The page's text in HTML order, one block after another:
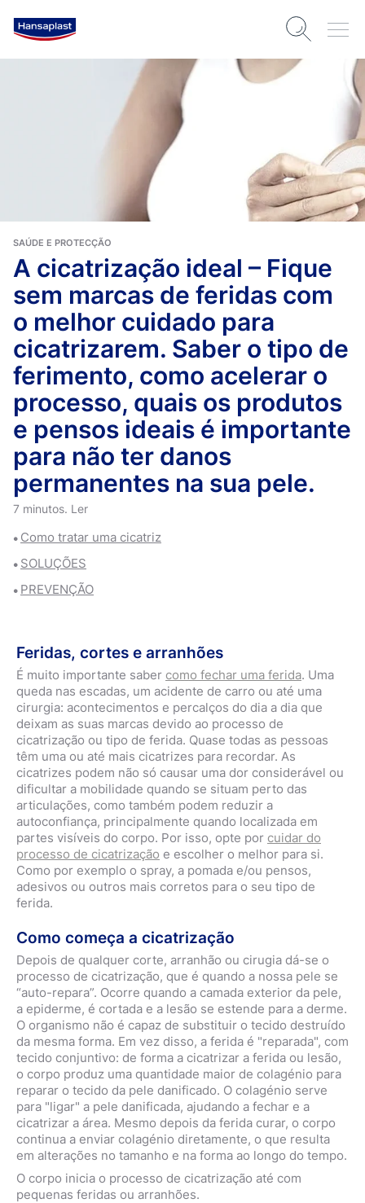
SAÚDE E PROTECÇÃO
A cicatrização ideal – Fique
sem marcas de feridas com
o melhor cuidado para
cicatrizarem. Saber o tipo de
ferimento, como acelerar o
processo, quais os produtos
e pensos ideais é importante
para não ter danos
permanentes na sua pele.
7 minutos. Ler
Como tratar uma cicatriz
SOLUÇÕES
PREVENÇÃO
Feridas, cortes e arranhões
É muito importante saber como fechar uma ferida. Uma
queda nas escadas, um acidente de carro ou até uma
cirurgia: acontecimentos e percalços do dia a dia que
deixam as suas marcas devido ao processo de
cicatrização ou tipo de ferida. Quase todas as pessoas
têm uma ou até mais cicatrizes para recordar. As
cicatrizes podem não só causar uma dor considerável ou
dificultar a mobilidade quando se situam perto das
articulações, como também podem reduzir a
autoconfiança, principalmente quando localizada em
partes visíveis do corpo. Por isso, opte por cuidar do
processo de cicatrização e escolher o melhor para si.
Como por exemplo o spray, a pomada e/ou pensos,
adesivos ou outros mais corretos para o seu tipo de
ferida.
Como começa a cicatrização
Depois de qualquer corte, arranhão ou cirugia dá-se o
processo de cicatrização, que é quando a nossa pele se
“auto-repara”. Ocorre quando a camada exterior da pele,
a epiderme, é cortada e a lesão se estende para a derme.
O organismo não é capaz de substituir o tecido destruído
da mesma forma. Em vez disso, a ferida é "reparada", com
tecido conjuntivo: de forma a cicatrizar a ferida ou lesão,
o corpo produz uma quantidade maior de colagénio para
reparar o tecido da pele danificado. O colagénio serve
para "ligar" a pele danificada, ajudando a fechar e a
cicatrizar a área. Mesmo depois da ferida curar, o corpo
continua a enviar colagénio diretamente, o que resulta
em alterações no tamanho e na forma ao longo do tempo.
O corpo inicia o processo de cicatrização até com
pequenas feridas ou arranhões.